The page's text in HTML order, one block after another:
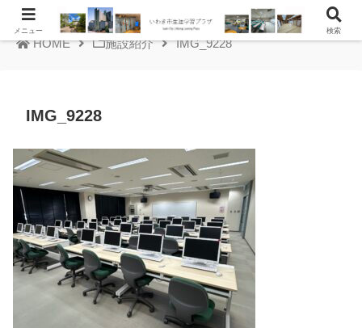
HOME 施設紹介 IMG_9228
IMG_9228
メニュー 検索